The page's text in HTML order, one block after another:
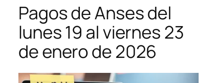
Pagos de Anses del
lunes 19 al viernes 23
de enero de 2026